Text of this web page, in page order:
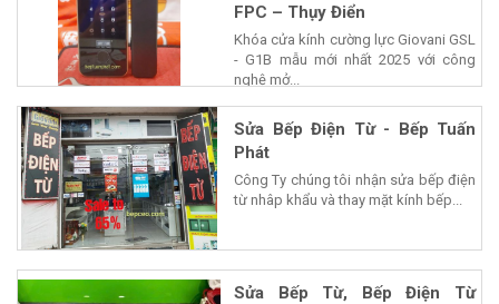
FPC – Thụy Điển
Khóa cửa kính cường lực Giovani GSL
- G1B mẫu mới nhất 2025 với công
nghệ mở...
Sửa Bếp Điện Từ - Bếp Tuấn
Phát
Công Ty chúng tôi nhận sửa bếp điện
từ nhâp khẩu và thay mặt kính bếp...
Sửa Bếp Từ, Bếp Điện Từ